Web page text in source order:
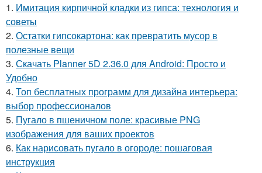
1. Имитация кирпичной кладки из гипса: технология и
советы
2. Остатки гипсокартона: как превратить мусор в
полезные вещи
3. Скачать Planner 5D 2.36.0 для Android: Просто и
Удобно
4. Топ бесплатных программ для дизайна интерьера:
выбор профессионалов
5. Пугало в пшеничном поле: красивые PNG
изображения для ваших проектов
6. Как нарисовать пугало в огороде: пошаговая
инструкция